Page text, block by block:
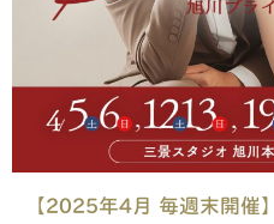
【2025年4月 毎週末開催